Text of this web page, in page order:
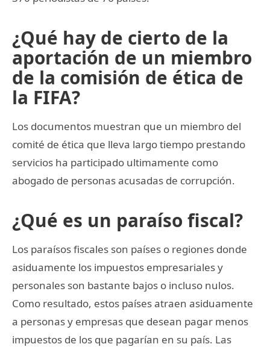
¿Qué hay de cierto de la
aportación de un miembro
de la comisión de ética de
la FIFA?
Los documentos muestran que un miembro del
comité de ética que lleva largo tiempo prestando
servicios ha participado ultimamente como
abogado de personas acusadas de corrupción.
¿Qué es un paraíso fiscal?
Los paraísos fiscales son países o regiones donde
asiduamente los impuestos empresariales y
personales son bastante bajos o incluso nulos.
Como resultado, estos países atraen asiduamente
a personas y empresas que desean pagar menos
impuestos de los que pagarían en su país. Las